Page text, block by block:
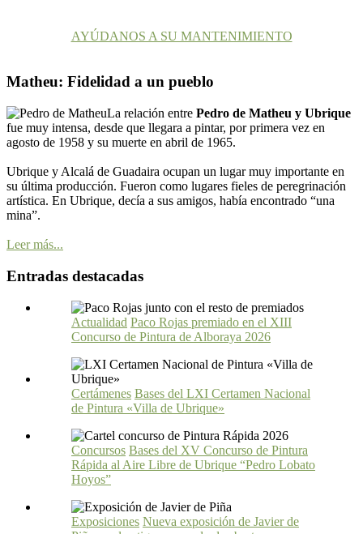
AYÚDANOS A SU MANTENIMIENTO
Matheu: Fidelidad a un pueblo
La relación entre Pedro de Matheu y Ubrique
fue muy intensa, desde que llegara a pintar, por primera vez en
agosto de 1958 y su muerte en abril de 1965.
Ubrique y Alcalá de Guadaira ocupan un lugar muy importante en
su última producción. Fueron como lugares fieles de peregrinación
artística. En Ubrique, decía a sus amigos, había encontrado “una
mina”.
Leer más...
Entradas destacadas
Actualidad Paco Rojas premiado en el XIII
Concurso de Pintura de Alboraya 2026
Certámenes Bases del LXI Certamen Nacional
de Pintura «Villa de Ubrique»
Concursos Bases del XV Concurso de Pintura
Rápida al Aire Libre de Ubrique “Pedro Lobato
Hoyos”
Exposiciones Nueva exposición de Javier de